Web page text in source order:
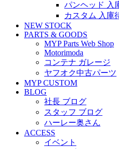
パンヘッド 入
カスタム 入庫
NEW STOCK
PARTS & GOODS
MYP Parts Web Shop
Motorimoda
コンテナ ガレージ
ヤフオク中古パーツ
MYP CUSTOM
BLOG
社長 ブログ
スタッフ ブログ
ハーレー奥さん
ACCESS
イベント